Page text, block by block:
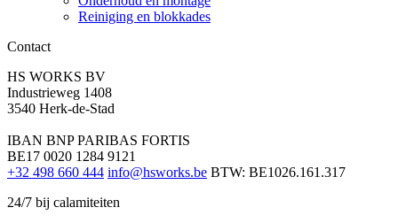
Reiniging en blokkades
Contact
HS WORKS BV
Industrieweg 1408
3540 Herk-de-Stad
IBAN BNP PARIBAS FORTIS
BE17 0020 1284 9121
+32 498 660 444 info@hsworks.be BTW: BE1026.161.317
24/7 bij calamiteiten